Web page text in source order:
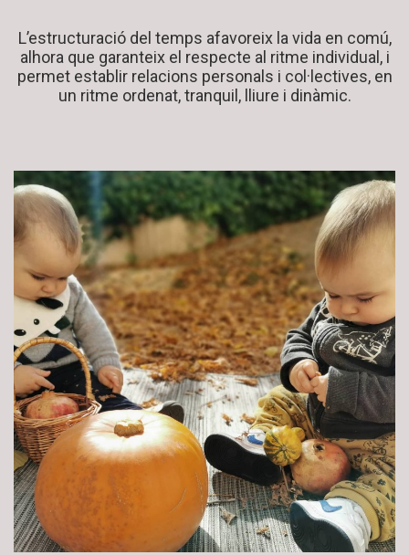
L’estructuració del temps afavoreix la vida en comú,
alhora que garanteix el respecte al ritme individual, i
permet establir relacions personals i col·lectives, en
un ritme ordenat, tranquil, lliure i dinàmic.